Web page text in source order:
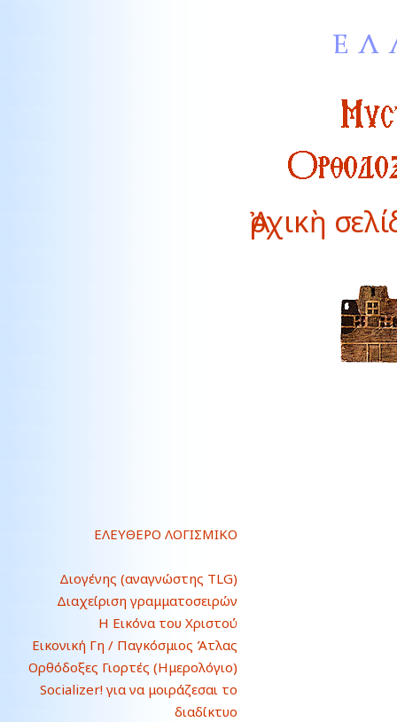
Ἀρχικὴ
ΕΛΕΥΘΕΡΟ ΛΟΓΙΣΜΙΚΟ
Διογένης (αναγνώστης TLG)
Διαχείριση γραμματοσειρών
Η Εικόνα του Χριστού
Εικονική Γη / Παγκόσμιος Άτλας
Ορθόδοξες Γιορτές (Ημερολόγιο)
Socializer! για να μοιράζεσαι το
διαδίκτυο